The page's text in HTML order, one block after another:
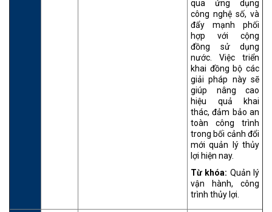
qua ứng dụng
công nghệ số, và
đẩy mạnh phối
hợp với cộng
đồng sử dụng
nước. Việc triển
khai đồng bộ các
giải pháp này sẽ
giúp nâng cao
hiệu quả khai
thác, đảm bảo an
toàn công trình
trong bối cảnh đổi
mới quản lý thủy
lợi hiện nay.
Từ khóa: Quản lý
vận hành, công
trình thủy lợi.